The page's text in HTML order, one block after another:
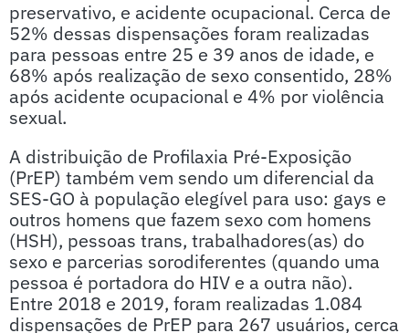
preservativo, e acidente ocupacional. Cerca de
52% dessas dispensações foram realizadas
para pessoas entre 25 e 39 anos de idade, e
68% após realização de sexo consentido, 28%
após acidente ocupacional e 4% por violência
sexual.
A distribuição de Profilaxia Pré-Exposição
(PrEP) também vem sendo um diferencial da
SES-GO à população elegível para uso: gays e
outros homens que fazem sexo com homens
(HSH), pessoas trans, trabalhadores(as) do
sexo e parcerias sorodiferentes (quando uma
pessoa é portadora do HIV e a outra não).
Entre 2018 e 2019, foram realizadas 1.084
dispensações de PrEP para 267 usuários, cerca